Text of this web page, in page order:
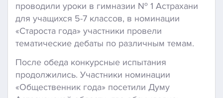
проводили уроки в гимназии № 1 Астрахани
для учащихся 5-7 классов, в номинации
«Староста года» участники провели
тематические дебаты по различным темам.
После обеда конкурсные испытания
продолжились. Участники номинации
«Общественник года» посетили Думу